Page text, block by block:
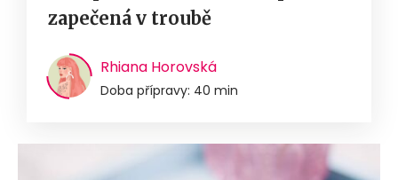
zapečená v troubě
Rhiana Horovská
Doba přípravy: 40 min